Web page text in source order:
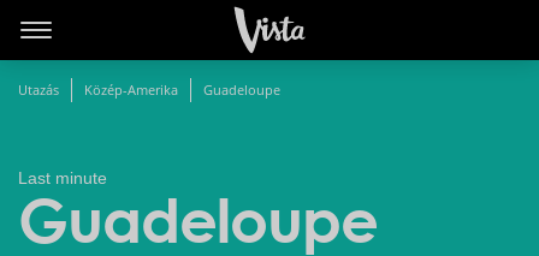
Utazás Közép-Amerika Guadeloupe
Last minute
Guadeloupe